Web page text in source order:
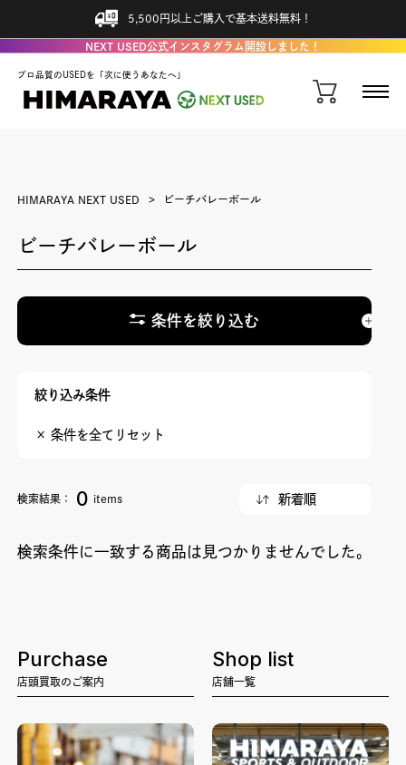
5,500円以上ご購入で基本送料無料！
NEXT USED公式インスタグラム開設しました！
プロ品質のUSEDを「次に使うあなたへ」
HIMARAYA NEXT USED ビーチバレーボール
ビーチバレーボール
条件を絞り込む
絞り込み条件
× 条件を全てリセット
検索結果： 0 items
検索条件に一致する商品は見つかりませんでした。
Purchase
店頭買取のご案内
Shop list
店舗一覧